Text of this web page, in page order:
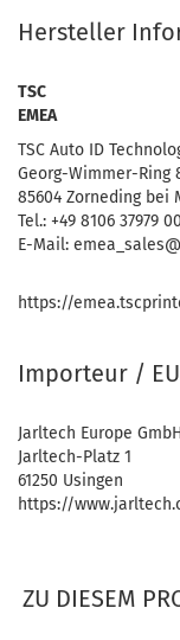
Hersteller
TSC
EMEA
TSC Auto ID
Georg-Wimmer-Ring
85604 Zorneding bei
Tel.: +49 8106 37979
E-Mail:
https://
Importeur /
Jarltech Europe
Jarltech-Platz 1
61250 Usingen
https://
ZU DIESEM